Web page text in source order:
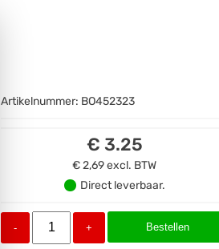
Artikelnummer: BO452323
€ 3.25
€ 2,69excl. BTW
Direct leverbaar.
- + Bestellen